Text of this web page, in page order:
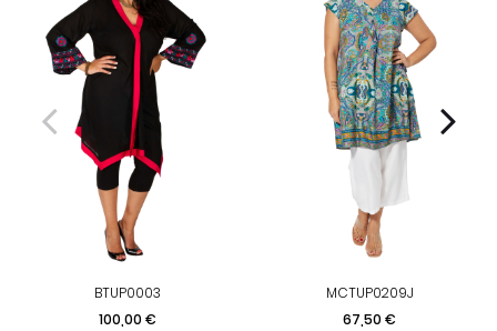
BTUP0003
Prix
100,00 €
MCTUP0209J
Prix
67,50 €